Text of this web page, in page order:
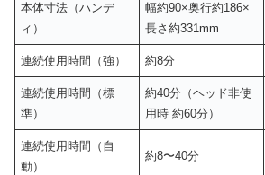
本体寸法（ハンデ
ィ）
幅約90×奥行約186×
長さ約331mm
連続使用時間（強） 約8分
連続使用時間（標
準）
約40分（ヘッド非使
用時 約60分）
連続使用時間（自
動）
約8〜40分